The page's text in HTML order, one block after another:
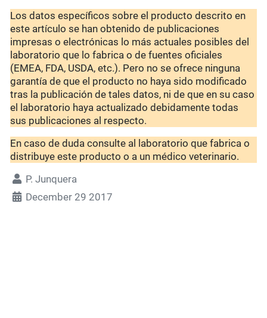
Los datos específicos sobre el producto descrito en
este artículo se han obtenido de publicaciones
impresas o electrónicas lo más actuales posibles del
laboratorio que lo fabrica o de fuentes oficiales
(EMEA, FDA, USDA, etc.). Pero no se ofrece ninguna
garantía de que el producto no haya sido modificado
tras la publicación de tales datos, ni de que en su caso
el laboratorio haya actualizado debidamente todas
sus publicaciones al respecto.
En caso de duda consulte al laboratorio que fabrica o
distribuye este producto o a un médico veterinario.
P. Junquera
December 29 2017